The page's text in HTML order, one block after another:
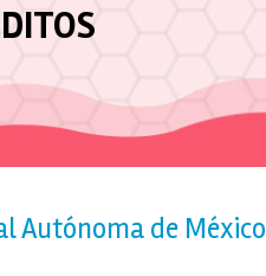
Autónoma de México